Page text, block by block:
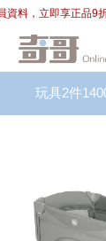
資料，立即享正品9
玩具2件